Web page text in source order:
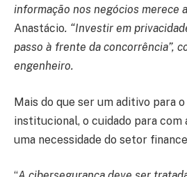
informação nos negócios merece
Anastácio. “Investir em
passo à frente da concorrência”,
engenheiro.
Mais do que ser um aditivo para
institucional, o cuidado para com
uma necessidade do setor